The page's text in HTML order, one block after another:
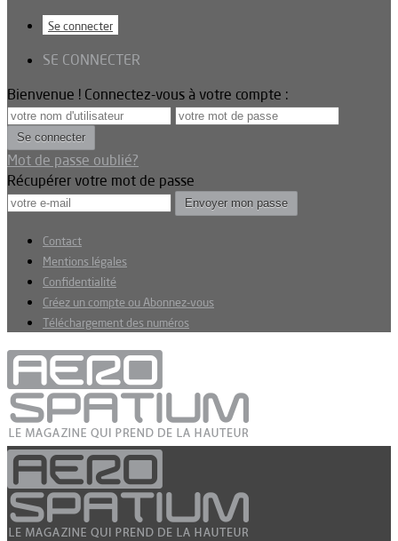
Se connecter
SE CONNECTER
Bienvenue ! Connectez-vous à votre compte :
Mot de passe oublié?
Récupérer votre mot de passe
Contact
Mentions légales
Confidentialité
Créez un compte ou Abonnez-vous
Téléchargement des numéros